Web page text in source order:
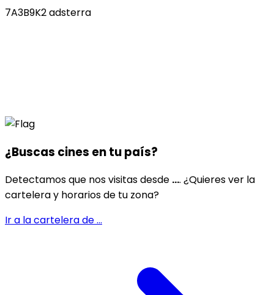
7A3B9K2 adsterra
¿Buscas cines entu país?
Detectamos que nos visitas desde .... ¿Quieres ver la
cartelera y horarios de tu zona?
Ir a la cartelera de...